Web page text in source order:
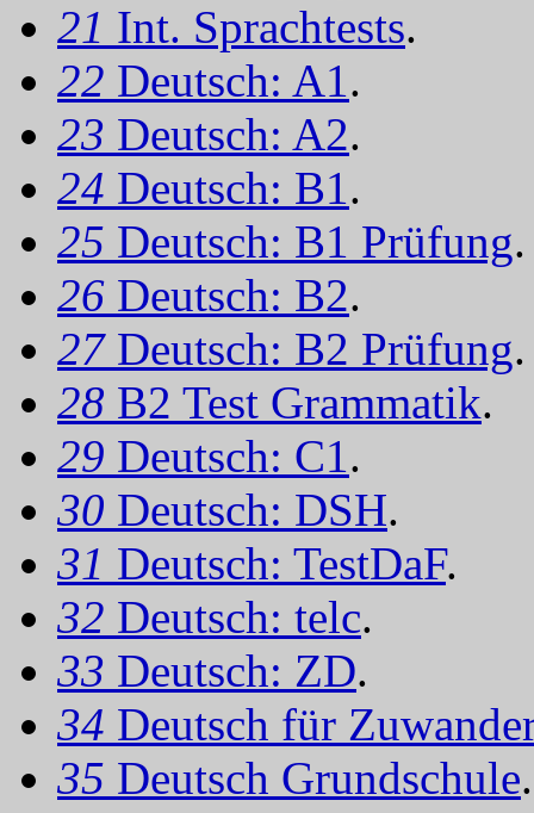
21 Int. Sprachtests.
22 Deutsch: A1.
23 Deutsch: A2.
24 Deutsch: B1.
25 Deutsch: B1 Prüfung.
26 Deutsch: B2.
27 Deutsch: B2 Prüfung.
28 B2 Test Grammatik.
29 Deutsch: C1.
30 Deutsch: DSH.
31 Deutsch: TestDaF.
32 Deutsch: telc.
33 Deutsch: ZD.
34 Deutsch für
35 Deutsch Grundschule.